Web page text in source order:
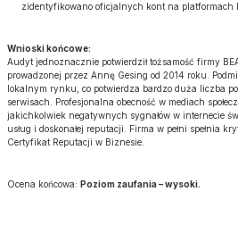
zidentyfikowano oficjalnych kont na platformach
Wnioski końcowe:
Audyt jednoznacznie potwierdził tożsamość firmy
prowadzonej przez Annę Gesing od 2014 roku.
lokalnym rynku, co potwierdza bardzo duża liczba
serwisach. Profesjonalna obecność w mediach
jakichkolwiek negatywnych sygnałów w internecie
usług i doskonałej reputacji. Firma w pełni spełnia
Certyfikat Reputacji w Biznesie.
Ocena końcowa: Poziom zaufania – wysoki.